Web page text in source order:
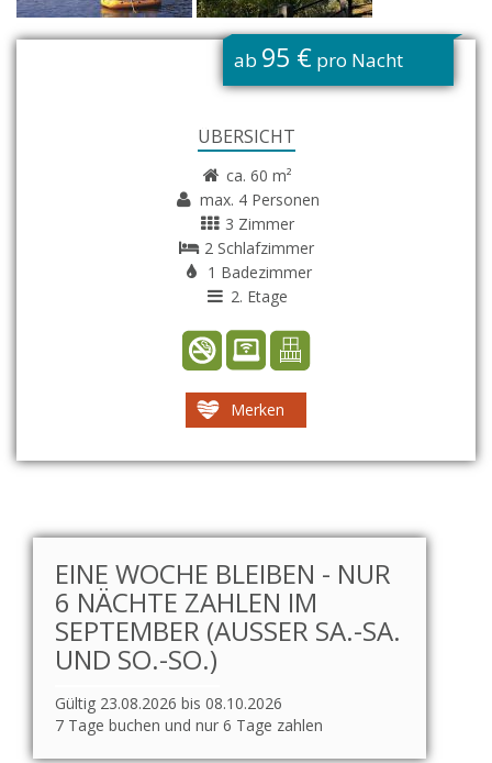
ab 95 € pro Nacht
ÜBERSICHT
ca. 60 m²
max. 4 Personen
3 Zimmer
2 Schlafzimmer
1 Badezimmer
2. Etage
Merken
EINE WOCHE BLEIBEN - NUR
6 NÄCHTE ZAHLEN IM
SEPTEMBER (AUSSER SA.-SA. U
ND SO.-SO.)
Gültig 23.08.2026 bis 08.10.2026
7 Tage buchen und nur 6 Tage zahlen